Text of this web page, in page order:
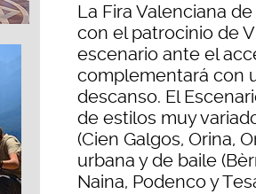
La Fira Valenciana
con el patrocinio de
escenario ante el
complementará con
descanso. El
de estilos muy
(Cien Galgos, Orina,
urbana y de baile
Naina, Podenco y